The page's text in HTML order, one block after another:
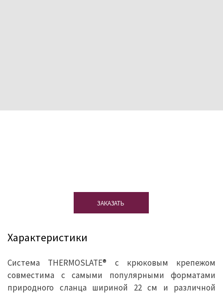
ЗАКАЗАТЬ
Характеристики
Система THERMOSLATE® с крюковым крепежом
совместима с самыми популярными форматами
природного сланца шириной 22 см и различной